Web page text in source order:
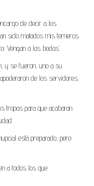
de decir a los
sido matados mis terneros
Vengan a las bodas’.
y se fueron, uno a su
de los servidores,
tropas para que acabaran
está preparado, pero
a todos los que